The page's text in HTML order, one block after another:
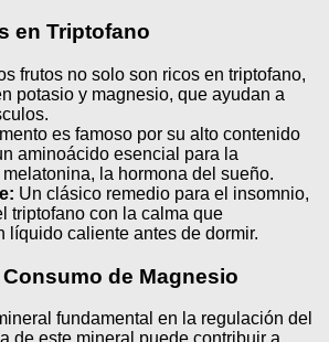
en Triptofano
frutos no solo son ricos en triptofano,
potasio y magnesio, que ayudan a
es famoso por su alto contenido
aminoácido esencial para la
la hormona del sueño.
Un clásico remedio para el insomnio,
triptofano con la calma que
líquido caliente antes de dormir.
de Magnesio
fundamental en la regulación del